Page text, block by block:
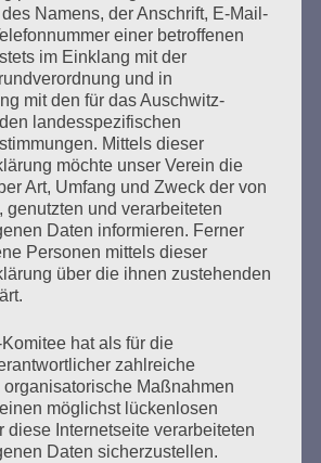
ausführen. Wieder wandte sich
„Wie sollte ich mich dem
seine Möglichkeiten [der
in dem er nicht an der
er sich schon in Gefahr begeben
er nicht machen. Heute könne man
habe man das nicht gekonnt. Er
versetzen lassen, habe aber gar nicht
machen sollte. Verbrecherische
ausgeführt, er hätte niemanden
fragte daraufhin: „Aber auf
war o.k.?“ Bruno D. antwortete,
war und nach einer kurzen Pause fügte
keine Antwort geben kann.
hartnäckig und fragte Bruno D., ob er
was ihm passiert wäre, wenn er einen
Dieser entgegnete, er habe es
geahnt und deshalb nichts gemacht.
diesen Umstand als
Namens, der Anschrift, E-Mail-
einer betroffenen
im Einklang mit der
und in
mit den für das Auschwitz-
landesspezifischen
Mittels dieser
möchte unser Verein die
Art, Umfang und Zweck der von
genutzten und verarbeiteten
Daten informieren. Ferner
Personen mittels dieser
über die ihnen zustehenden
hat als für die
zahlreiche
Maßnahmen
möglichst lückenlosen
diese Internetseite verarbeiteten
Daten sicherzustellen.